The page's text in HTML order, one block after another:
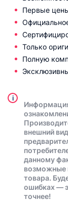
Первые
Только
Полную
i
внешний
данному
возможные
товара.
ошибках —
точнее!